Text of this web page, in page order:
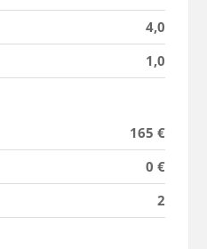
4,0
1,0
165 €
0 €
2